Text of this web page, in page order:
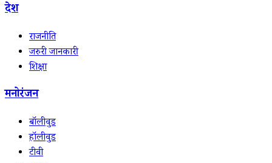
देश
राजनीति
जरुरी जानकारी
शिक्षा
मनोरंजन
बॉलीवुड
हॉलीवुड
टीवी